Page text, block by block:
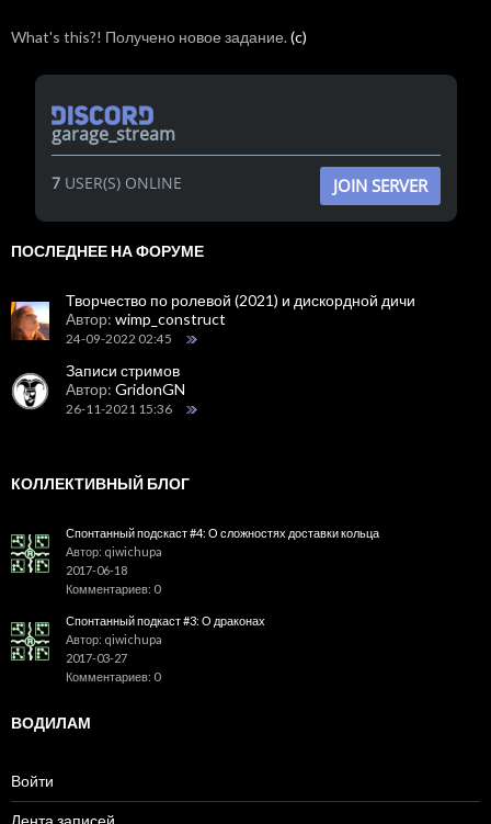
What's this?! Получено новое задание.(c)
garage_stream
7USER(S) ONLINE JOIN SERVER
ПОСЛЕДНЕЕ НА ФОРУМЕ
Творчество по ролевой (2021) и дискордной дичи
Автор: wimp_construct
24-09-2022 02:45
Записи стримов
Автор: GridonGN
26-11-2021 15:36
КОЛЛЕКТИВНЫЙ БЛОГ
Спонтанный подскаст #4: О сложностях доставки кольца
Автор: qiwichupa
2017-06-18
Комментариев: 0
Спонтанный подкаст #3: О драконах
Автор: qiwichupa
2017-03-27
Комментариев: 0
ВОДИЛАМ
Войти
Лента записей